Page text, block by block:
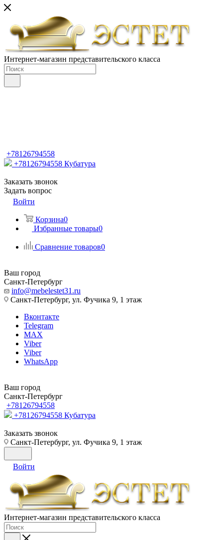
Интернет-магазин представительского класса
+78126794558
+78126794558 Кубатура
Заказать звонок
Задать вопрос
Войти
Корзина0
Избранные товары0
Сравнение товаров0
Ваш город
Санкт-Петербург
info@mebelestet31.ru
Санкт-Петербург, ул. Фучика 9, 1 этаж
Вконтакте
Telegram
MAX
Viber
Viber
WhatsApp
Ваш город
Санкт-Петербург
+78126794558
+78126794558 Кубатура
Заказать звонок
Санкт-Петербург, ул. Фучика 9, 1 этаж
Войти
Интернет-магазин представительского класса